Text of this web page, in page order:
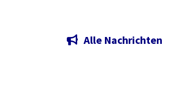
Alle Nachrichten